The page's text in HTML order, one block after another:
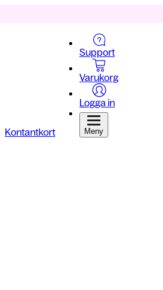
Kontantkort
Support
Varukorg
Logga in
Meny